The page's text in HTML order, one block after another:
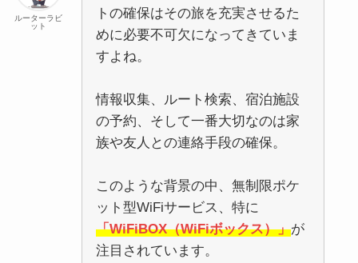
ルーターラビ
ット
トの確保はその旅を充実させるた
めに必要不可欠になってきていま
すよね。
情報収集、ルート検索、宿泊施設
の予約、そして一番大切なのは家
族や友人との連絡手段の確保。
このような背景の中、無制限ポケ
ット型WiFiサービス、特に
「WiFiBOX（WiFiボックス）」が
注目されています。